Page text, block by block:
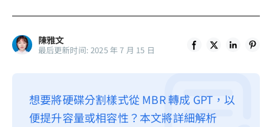
BuhoRepair
BuhoNTFS
關於我們
聯絡我們
陳雅文
最后更新时间: 2025 年 7 月 15 日
想要將硬碟分割樣式從 MBR 轉成 GPT，以
便提升容量或相容性？本文將詳細解析